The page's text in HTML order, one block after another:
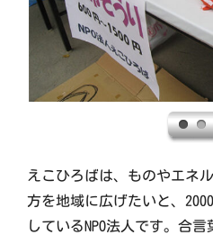
えこひろばは、ものやエネ
方を地域に広げたいと、
しているNPO法人です。合